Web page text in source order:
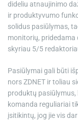
dideliu atnaujinimo
ir produktyvumo
solidus pasiūlymas,
monitorių, pridedama
skyriau 5/5
Pasiūlymai gali būti
nors ZDNET ir toliau
produktų
komanda reguliariai
įsitikintų, jog jie vis